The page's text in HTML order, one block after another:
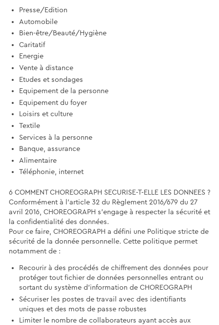
Presse/Edition
Automobile
Bien-être/Beauté/Hygiène
Caritatif
Energie
Vente à distance
Etudes et sondages
Equipement de la personne
Equipement du foyer
Loisirs et culture
Textile
Services à la personne
Banque, assurance
Alimentaire
Téléphonie, internet
6 COMMENT CHOREOGRAPH SECURISE-T-ELLE LES DONNEES ?
Conformément à l'article 32 du Règlement 2016/679 du 27
avril 2016, CHOREOGRAPH s'engage à respecter la sécurité et
la confidentialité des données.
Pour ce faire, CHOREOGRAPH a défini une Politique stricte de
sécurité de la donnée personnelle. Cette politique permet
notamment de :
Recourir à des procédés de chiffrement des données pour
protéger tout fichier de données personnelles entrant ou
sortant du système d'information de CHOREOGRAPH
Sécuriser les postes de travail avec des identifiants
uniques et des mots de passe robustes
Limiter le nombre de collaborateurs ayant accès aux